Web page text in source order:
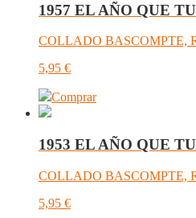
1957 EL AÑO QUE
COLLADO BASCOMPTE,
5,95 €
Comprar
1953 EL AÑO QUE
COLLADO BASCOMPTE,
5,95 €